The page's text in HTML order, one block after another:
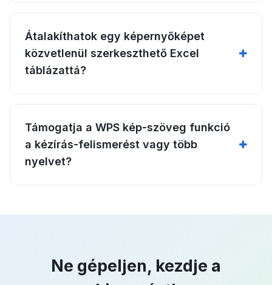
Átalakíthatok egy képernyőképet
közvetlenül szerkeszthető Excel
táblázattá?
Támogatja a WPS kép-szöveg funkció
a kézírás-felismerést vagy több
nyelvet?
Ne gépeljen, kezdje a